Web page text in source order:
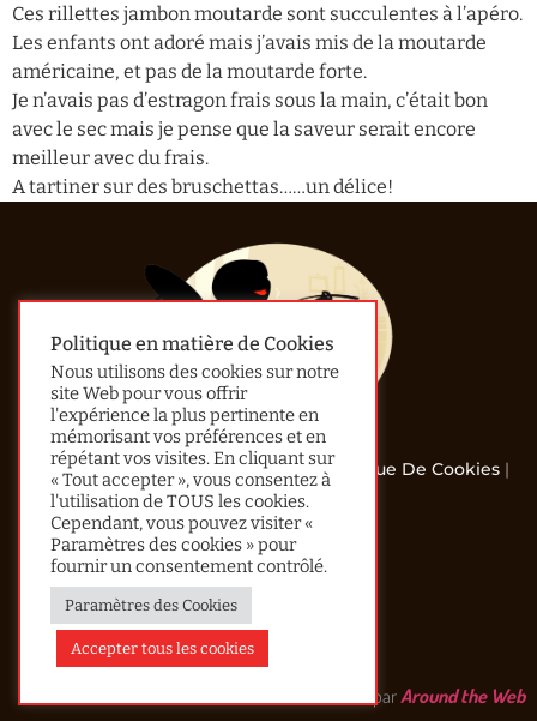
Ces rillettes jambon moutarde sont succulentes à l’apéro.
Les enfants ont adoré mais j’avais mis de la moutarde
américaine, et pas de la moutarde forte.
Je n’avais pas d’estragon frais sous la main, c’était bon
avec le sec mais je pense que la saveur serait encore
meilleur avec du frais.
A tartiner sur des bruschettas……un délice!
© 2013 - 2024 All Rights Reserved |Politique De Cookies |
Confidentialité
Accueil
Le Mot De Lau
Recherche Avancée
Contact
Réalisé parAround the Web
Politique en matière de Cookies
Nous utilisons des cookies sur notre
site Web pour vous offrir
l'expérience la plus pertinente en
mémorisant vos préférences et en
répétant vos visites. En cliquant sur
« Tout accepter », vous consentez à
l'utilisation de TOUS les cookies.
Cependant, vous pouvez visiter «
Paramètres des cookies » pour
fournir un consentement contrôlé.
Paramètres des Cookies
Accepter tous les cookies